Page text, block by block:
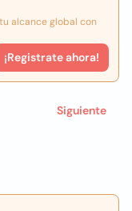
alcance global con
¡Registrate ahora!
Siguiente